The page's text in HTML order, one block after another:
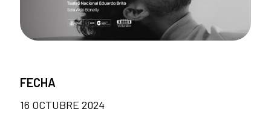
FECHA
16 OCTUBRE 2024